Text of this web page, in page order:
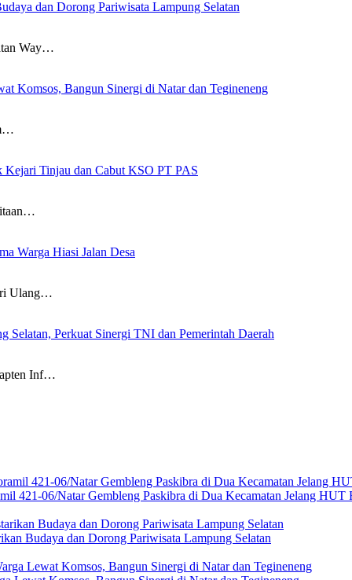
dan Dorong Pariwisata Lampung Selatan
Way…
Komsos, Bangun Sinergi di Natar dan Tegineneng
Kejari Tinjau dan Cabut KSO PT PAS
Warga Hiasi Jalan Desa
Ulang…
Selatan, Perkuat Sinergi TNI dan Pemerintah Daerah
Inf…
421-06/Natar Gembleng Paskibra di Dua Kecamatan Jelang HUT
Budaya dan Dorong Pariwisata Lampung Selatan